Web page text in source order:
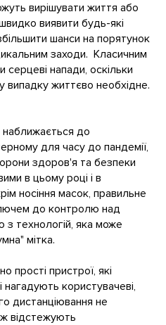
вирішувати життя або
виявити будь-які
шанси на порятунок
заходи. Класичним
напади, оскільки
життєво необхідне.
до
для часу до пандемії,
здоров'я та безпеки
в цьому році і в
носіння масок, правильне
до контролю над
технологій, яка може
мітка.
прості пристрої, які
користувачеві,
дистанціювання не
відстежують